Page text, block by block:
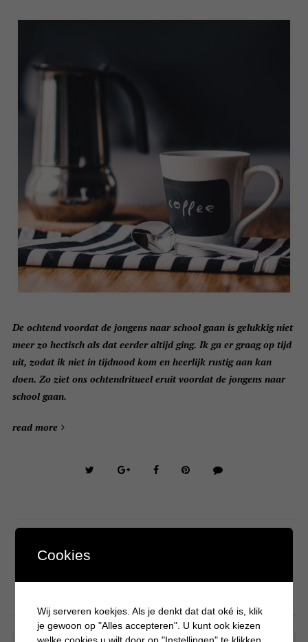
De ochtend voordat de jongens naar school gaan is gelukkig niet
meer zo hectisch als dat eerder altijd ging. Ik ga er graag op tijd
uit, zodat ik niet in tijdnood kom en heerlijk rustig aan kan
doen. Zo ziet ons ochtendritueel eruit voordat de jongens naar
school gaan.
read more
Cookies
Wij serveren koekjes. Als je denkt dat dat oké is, klik
je gewoon op "Alles accepteren". U kunt ook kiezen